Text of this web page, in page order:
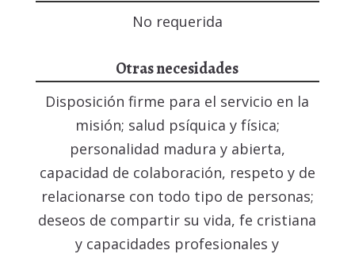
No requerida
Otras necesidades
Disposición firme para el servicio en la
misión; salud psíquica y física;
personalidad madura y abierta,
capacidad de colaboración, respeto y de
relacionarse con todo tipo de personas;
deseos de compartir su vida, fe cristiana
y capacidades profesionales y